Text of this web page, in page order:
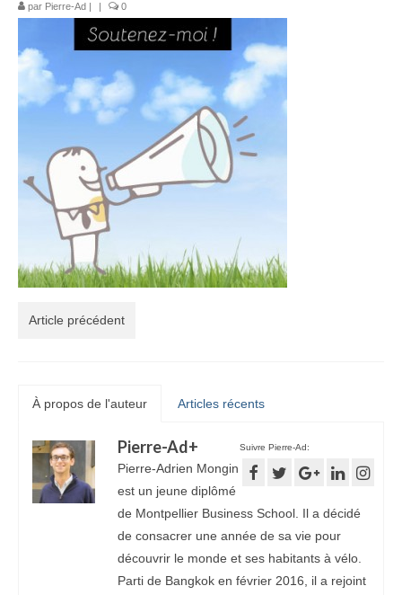
Mes rencontres
Me soutenir
Presse
par Pierre-Ad | | 0
Article précédent
À propos de l'auteur Articles récents
Suivre Pierre-Ad:
Pierre-Ad+
Pierre-Adrien Mongin
est un jeune diplômé
de Montpellier Business School. Il a décidé
de consacrer une année de sa vie pour
découvrir le monde et ses habitants à vélo.
Parti de Bangkok en février 2016, il a rejoint